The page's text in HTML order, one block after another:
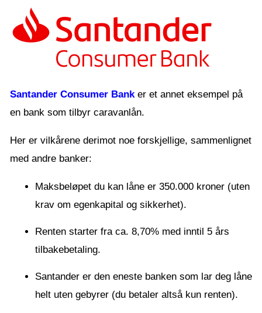
Santander Consumer Banker et annet eksempel på
en bank som tilbyr caravanlån.
Her er vilkårene derimot noe forskjellige, sammenlignet
med andre banker:
Maksbeløpet du kan låne er 350.000 kroner (uten
krav om egenkapital og sikkerhet).
Renten starter fra ca. 8,70% med inntil 5 års
tilbakebetaling.
Santander er den eneste banken som lar deg låne
helt uten gebyrer (du betaler altså kun renten).